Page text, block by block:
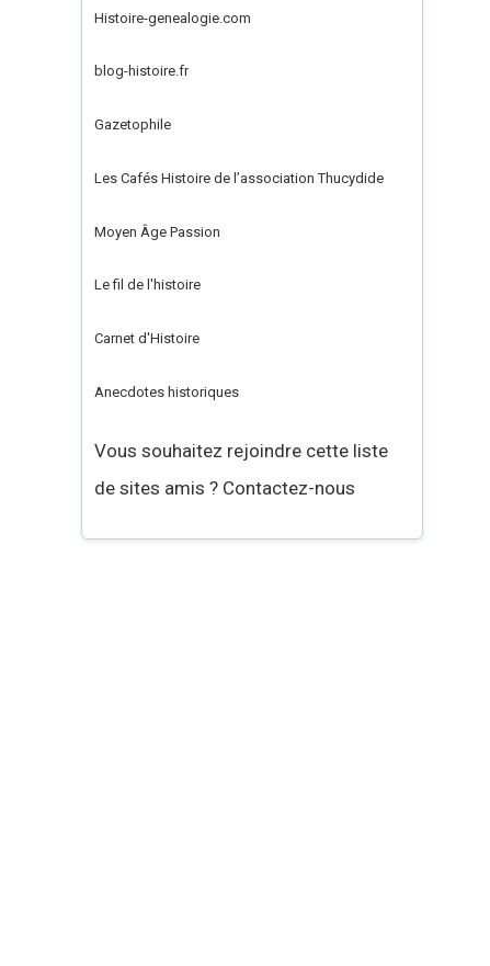
Histoire-genealogie.com
blog-histoire.fr
Gazetophile
Les Cafés Histoire de l’association Thucydide
Moyen Âge Passion
Le fil de l'histoire
Carnet d'Histoire
Anecdotes historiques
Vous souhaitez rejoindre cette liste
de sites amis ? Contactez-nous